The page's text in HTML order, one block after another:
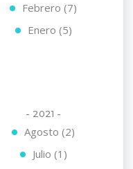
Febrero (7)
Enero (5)
- 2021 -
Agosto (2)
Julio (1)